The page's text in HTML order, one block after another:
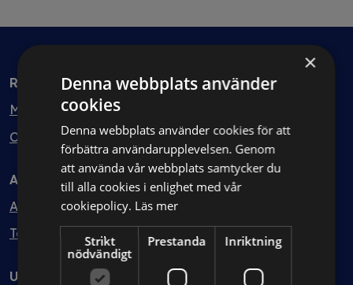
Rådgivning
Min bolagsjurist
Ombud
Avtal
Avtalshantering
Testa kostnadsfritt
Utbildning
×
Denna webbplats använder
cookies
Denna webbplats använder cookies för att
förbättra användarupplevelsen. Genom
att använda vår webbplats samtycker du
till alla cookies i enlighet med vår
cookiepolicy. Läs mer
Strikt
nödvändigt
Prestanda Inriktning